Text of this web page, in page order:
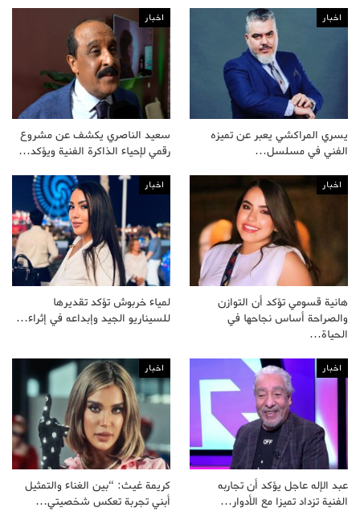
اخبار
يسري المراكشي يعبر عن تميزه
الفني في مسلسل…
اخبار
سعيد الناصري يكشف عن مشروع
رقمي لإحياء الذاكرة الفنية ويؤكد…
اخبار
هانية قسومي تؤكد أن التوازن
والصراحة أساس نجاحها في
الحياة…
اخبار
لمياء خربوش تؤكد تقديرها
للسيناريو الجيد وإبداعه في إثراء…
اخبار
عبد الإله عاجل يؤكد أن تجاربه
الفنية تزداد تميزا مع الأدوار…
اخبار
كريمة غيث: “بين الغناء والتمثيل
أبني تجربة تعكس شخصيتي…